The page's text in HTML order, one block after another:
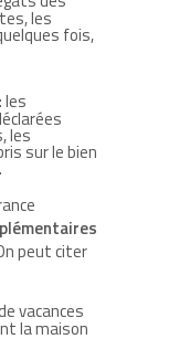
les
fois,
: les
les
sur le bien
peut citer
vacances
la maison